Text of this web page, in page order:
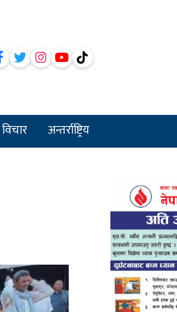
विचार अन्तर्राष्ट्रिय